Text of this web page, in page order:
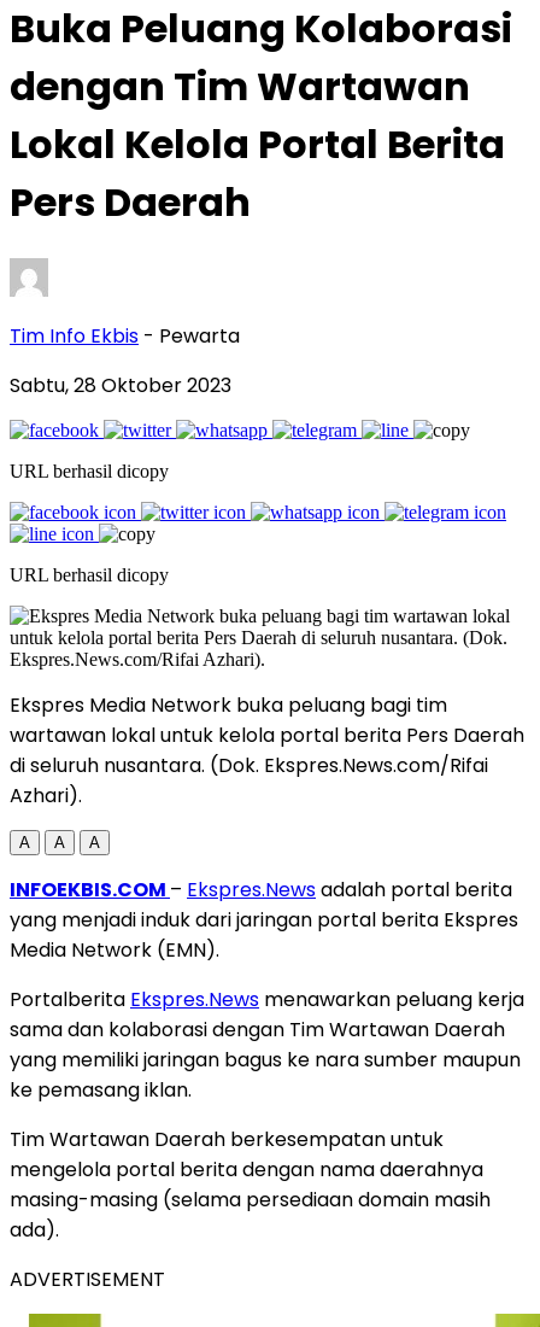
Buka Peluang Kolaborasi
dengan Tim Wartawan
Lokal Kelola Portal Berita
Pers Daerah
Tim Info Ekbis - Pewarta
Sabtu, 28 Oktober 2023
URL berhasil dicopy
URL berhasil dicopy
Ekspres Media Network buka peluang bagi tim
wartawan lokal untuk kelola portal berita Pers Daerah
di seluruh nusantara. (Dok. Ekspres.News.com/Rifai
Azhari).
A A A
INFOEKBIS.COM – Ekspres.Newsadalah portal berita
yang menjadi induk dari jaringan portal berita Ekspres
Media Network (EMN).
Portalberita Ekspres.News menawarkan peluang kerja
sama dan kolaborasi dengan Tim Wartawan Daerah
yang memiliki jaringan bagus ke nara sumber maupun
ke pemasang iklan.
Tim Wartawan Daerah berkesempatan untuk
mengelola portal berita dengan nama daerahnya
masing-masing (selama persediaan domain masih
ada).
ADVERTISEMENT